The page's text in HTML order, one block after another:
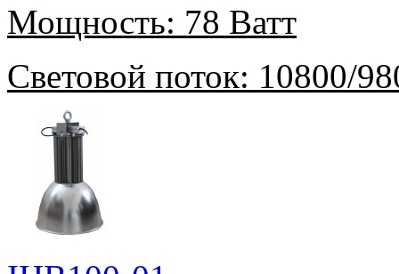
Мощность: 78 Ватт
Световой поток: 10800/